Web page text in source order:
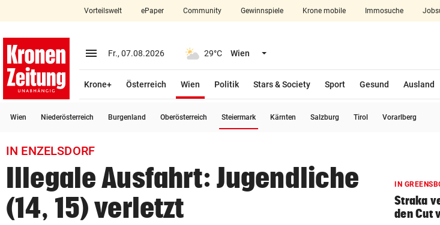
closeSchließen
account_circle Anmelden
arrow_right
Bundesland auswählen
bookmark
search
Suchbegriff
eingeben
Vorteilswelt ePaper Community Gewinnspiele Krone mobile Immosuche
menu Menü aufklappen
Fr., 07.08.2026 29°C Wien Menü aufklappen
Krone+ Österreich Wien
Politik
Stars & Society Sport Gesund Ausland
Wien Niederösterreich Burgenland Oberösterreich Steiermark Kärnten Salzburg Tirol Vorarlberg
IN ENZELSDORF
Illegale Ausfahrt: Jugendliche
(14, 15) verletzt
IN
Straka
den Cut